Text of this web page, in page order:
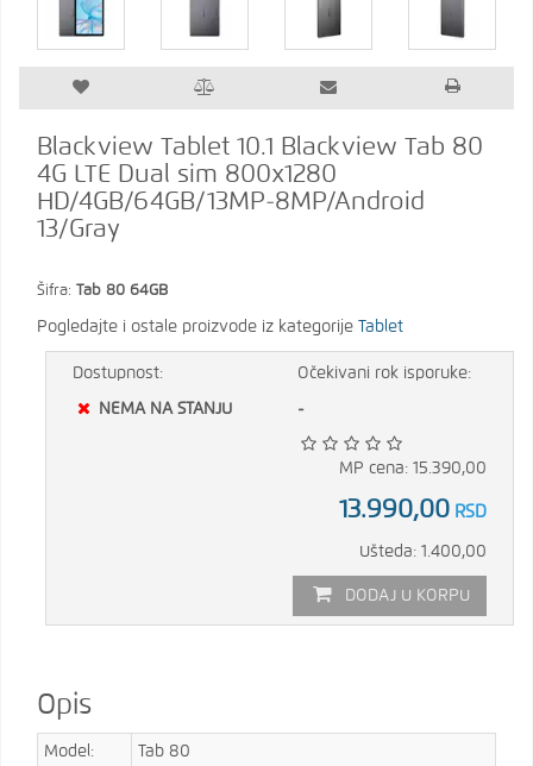
Blackview Tablet 10.1 Blackview Tab 80
4G LTE Dual sim 800x1280
HD/4GB/64GB/13MP-8MP/Android
13/Gray
Šifra: Tab 80 64GB
Pogledajte i ostale proizvode iz kategorije Tablet
Dostupnost:
NEMA NA STANJU
Očekivani rok isporuke:
-
MP cena: 15.390,00
13.990,00 RSD
Ušteda: 1.400,00
DODAJ U KORPU
Opis
Model: Tab 80